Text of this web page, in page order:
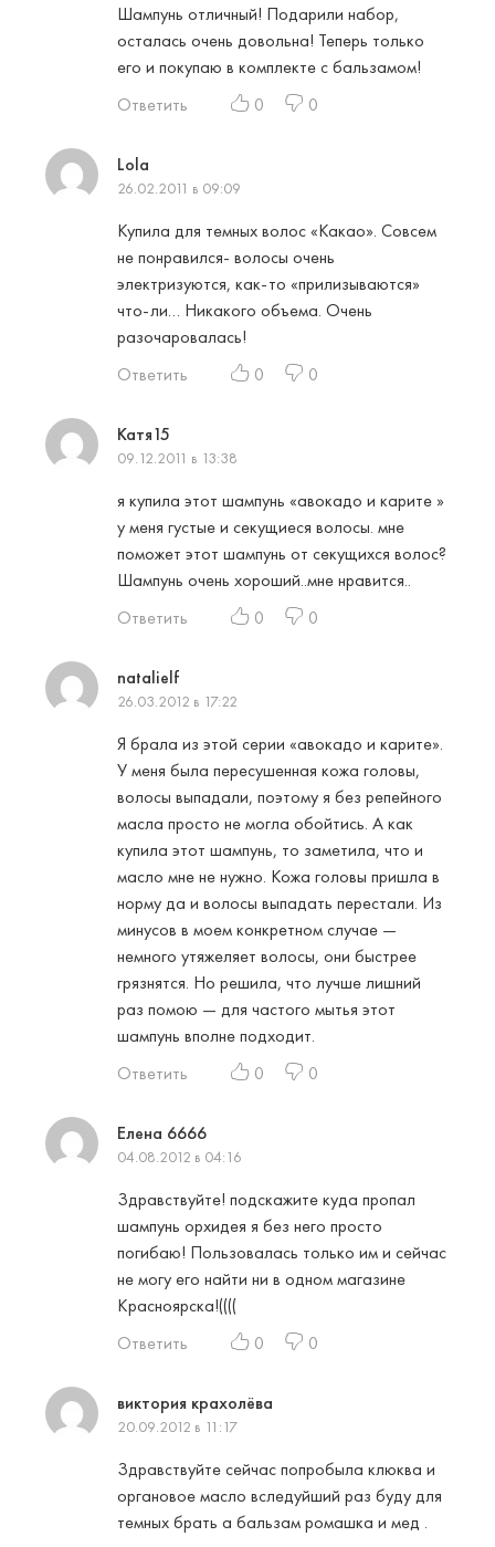
Шампунь отличный! Подарили набор,
осталась очень довольна! Теперь только
его и покупаю в комплекте с бальзамом!
Ответить
0 0
Lola
26.02.2011 в 09:09
Купила для темных волос «Какао». Совсем
не понравился- волосы очень
электризуются, как-то «прилизываются»
что-ли… Никакого объема. Очень
разочаровалась!
Ответить
0 0
Катя15
09.12.2011 в 13:38
я купила этот шампунь «авокадо и карите »
у меня густые и секущиеся волосы. мне
поможет этот шампунь от секущихся волос?
Шампунь очень хороший..мне нравится..
Ответить
0 0
natalielf
26.03.2012 в 17:22
Я брала из этой серии «авокадо и карите».
У меня была пересушенная кожа головы,
волосы выпадали, поэтому я без репейного
масла просто не могла обойтись. А как
купила этот шампунь, то заметила, что и
масло мне не нужно. Кожа головы пришла в
норму да и волосы выпадать перестали. Из
минусов в моем конкретном случае —
немного утяжеляет волосы, они быстрее
грязнятся. Но решила, что лучше лишний
раз помою — для частого мытья этот
шампунь вполне подходит.
Ответить
0 0
Елена 6666
04.08.2012 в 04:16
Здравствуйте! подскажите куда пропал
шампунь орхидея я без него просто
погибаю! Пользовалась только им и сейчас
не могу его найти ни в одном магазине
Красноярска!((((
Ответить
0 0
виктория крахолёва
20.09.2012 в 11:17
Здравствуйте сейчас попробыла клюква и
органовое масло вследуйший раз буду для
темных брать а бальзам ромашка и мед .